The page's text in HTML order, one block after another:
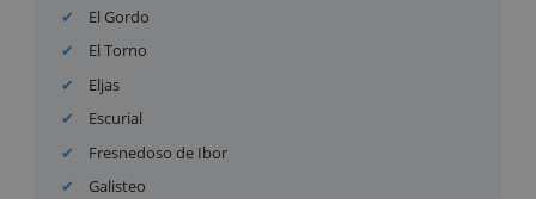
El Gordo
El Torno
Eljas
Escurial
Fresnedoso de Ibor
Galisteo